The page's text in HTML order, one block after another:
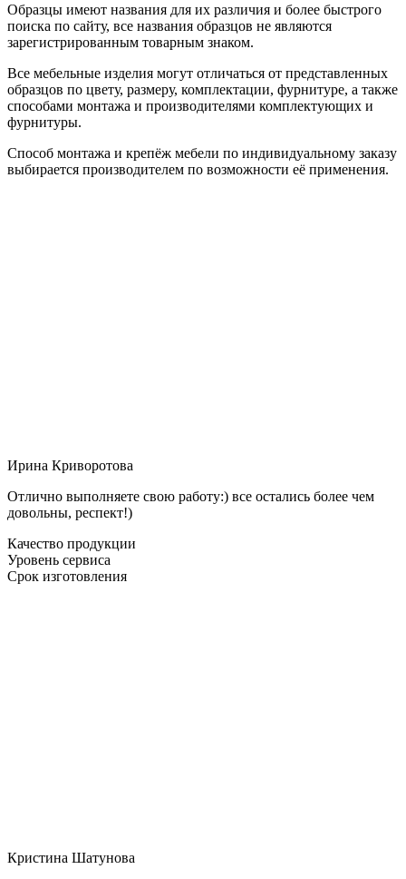
Образцы имеют названия для их различия и более быстрого
поиска по сайту, все названия образцов не являются
зарегистрированным товарным знаком.
Все мебельные изделия могут отличаться от представленных
образцов по цвету, размеру, комплектации, фурнитуре, а также
способами монтажа и производителями комплектующих и
фурнитуры.
Способ монтажа и крепёж мебели по индивидуальному заказу
выбирается производителем по возможности её применения.
Ирина Криворотова
Отлично выполняете свою работу:) все остались более чем
довольны, респект!)
Качество продукции
Уровень сервиса
Срок изготовления
Кристина Шатунова